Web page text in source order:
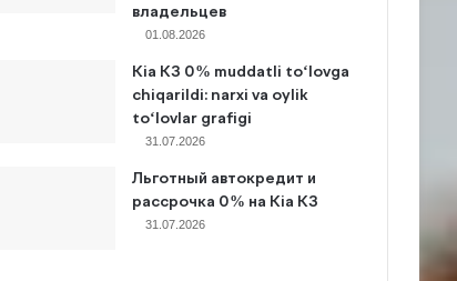
владельцев
01.08.2026
Kia K3 0% muddatli to‘lovga
chiqarildi: narxi va oylik
to‘lovlar grafigi
31.07.2026
Льготный автокредит и
рассрочка 0% на Kia K3
31.07.2026